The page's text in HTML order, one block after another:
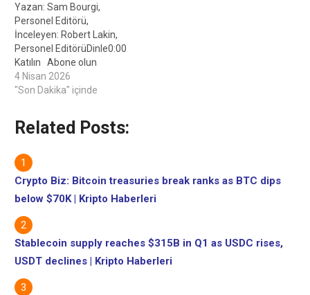
Yazan: Sam Bourgi,
Personel Editörü,
İnceleyen: Robert Lakin,
Personel EditörüDinle0:00
Katılın Abone olun
Kurumsal Bitcoin (BTC)
sahipleri, devam eden
Orijinal Haber
4 Nisan 2026
"Son Dakika" içinde
Related Posts:
Crypto Biz: Bitcoin treasuries break ranks as BTC dips
below $70K | Kripto Haberleri
Stablecoin supply reaches $315B in Q1 as USDC rises,
USDT declines | Kripto Haberleri